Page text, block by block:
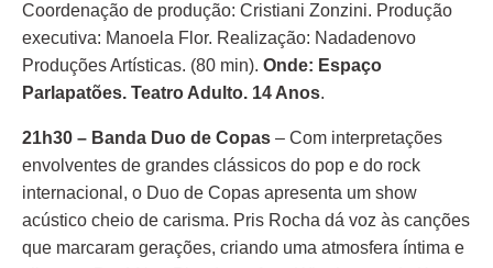
Coordenação de produção: Cristiani Zonzini. Produção
executiva: Manoela Flor. Realização: Nadadenovo
Produções Artísticas. (80 min). Onde: Espaço
Parlapatões. Teatro Adulto. 14 Anos.
21h30 – Banda Duo de Copas – Com interpretações
envolventes de grandes clássicos do pop e do rock
internacional, o Duo de Copas apresenta um show
acústico cheio de carisma. Pris Rocha dá voz às canções
que marcaram gerações, criando uma atmosfera íntima e